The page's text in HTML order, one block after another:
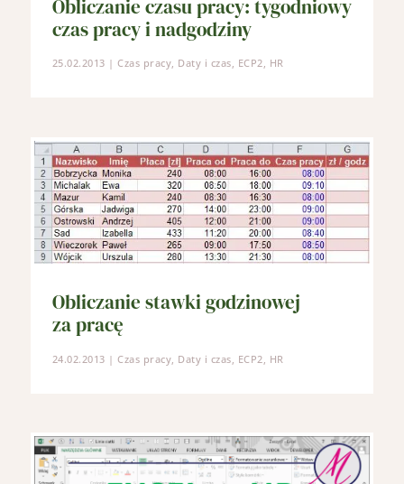
Obliczanie czasu pracy: tygodniowy
czas pracy i nadgodziny
25.02.2013 |Czas pracy, Daty i czas, ECP2, HR
Obliczanie stawki godzinowej
za pracę
24.02.2013 |Czas pracy Daty i czas ECP2 HR